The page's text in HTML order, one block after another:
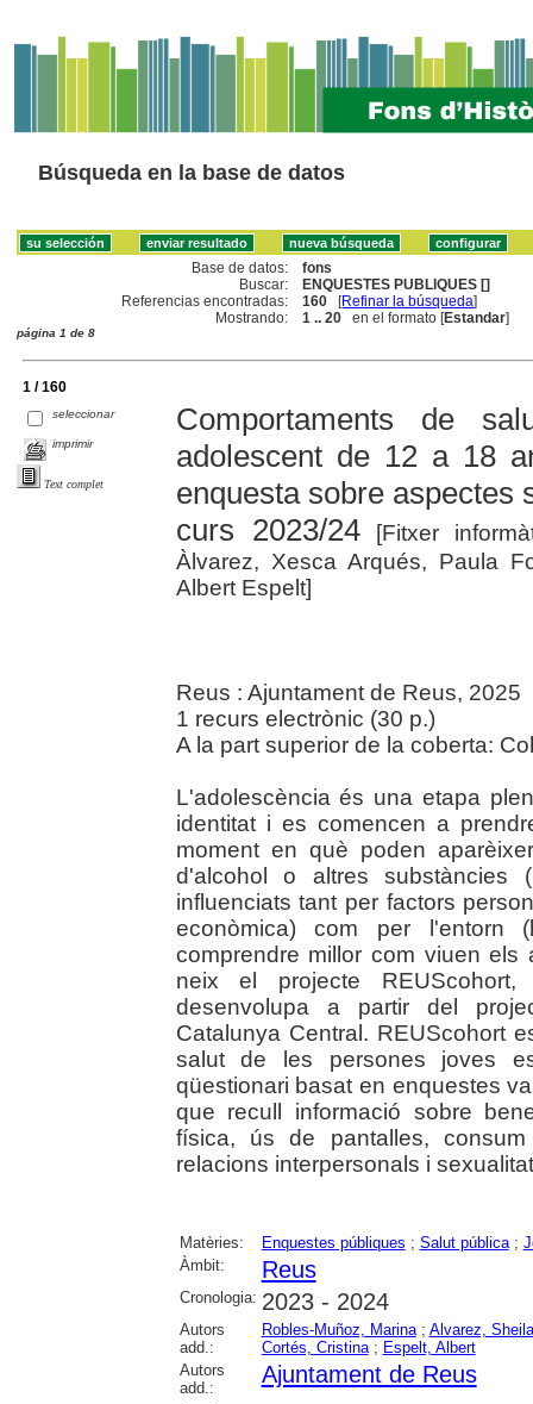
Búsqueda en la base de datos
Base de datos:
fons
Buscar:
ENQUESTES PUBLIQUES []
Referencias encontradas:
160 [Refinar la búsqueda]
Mostrando:
1 .. 20 en el formato [Estandar]
página 1 de 8
1 / 160
seleccionar
imprimir
Text complet
Comportaments de
adolescent de 12 a 18
enquesta sobre aspectes
curs 2023/24[Fitxer
Àlvarez, Xesca Arqués, Paula
Albert Espelt]
Reus : Ajuntament de Reus, 2025
1 recurs electrònic (30 p.)
A la part superior de la coberta:
L'adolescència és una etapa
identitat i es comencen a
moment en què poden
d'alcohol o altres substàncies
influenciats tant per factors
econòmica) com per
comprendre millor com viuen
neix el projecte
desenvolupa a partir del
Catalunya Central. REUScohort
salut de les persones joves
qüestionari basat en enquestes
que recull informació sobre
física, ús de pantalles,
relacions interpersonals i
Matèries: Enquestes públiques ; Salut pública;
Àmbit:
Reus
Cronologia: 2023 - 2024
Autors
add.:
Robles-Muñoz, Marina; Alvarez, Sheila
Cortés, Cristina; Espelt, Albert
Autors
add.:
Ajuntament de Reus